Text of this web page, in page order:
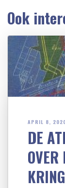
Ook
APRIL 8,
DE
OVER